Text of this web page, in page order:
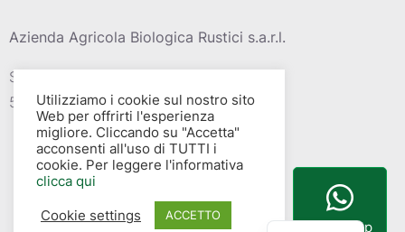
Azienda Agricola Biologica Rustici s.a.r.l.
Strada vic. Della barca del grazi, 4
58015 – Albinia (GR)
Utilizziamo i cookie sul nostro sito
Web per offrirti l'esperienza
migliore. Cliccando su "Accetta"
acconsenti all'uso di TUTTI i
cookie. Per leggere l'informativa
clicca qui
Cookie settings
ACCETTO
WhatsApp
English